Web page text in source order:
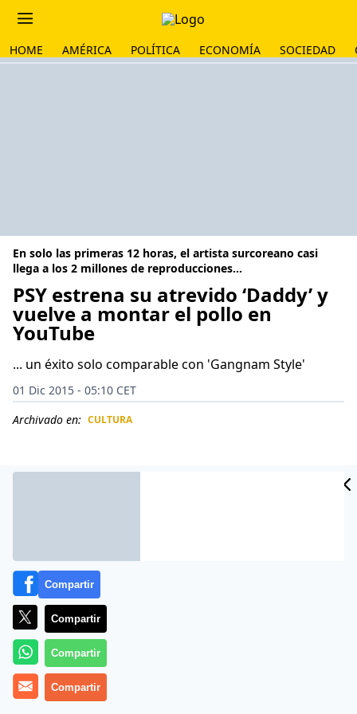
HOME AMÉRICA POLÍTICA ECONOMÍA SOCIEDAD
En solo las primeras 12 horas, el artista surcoreano casi
llega a los 2 millones de reproducciones...
PSY estrena su atrevido ‘Daddy’ y
vuelve a montar el pollo en
YouTube
... un éxito solo comparable con 'Gangnam Style'
01 Dic 2015 - 05:10 CET
Archivado en: CULTURA
El cantante surcoreano Psy, famoso por su éxito
«Gangnam Style» que ostenta el récord absoluto de
Compartir
Compartir
Compartir
Compartir